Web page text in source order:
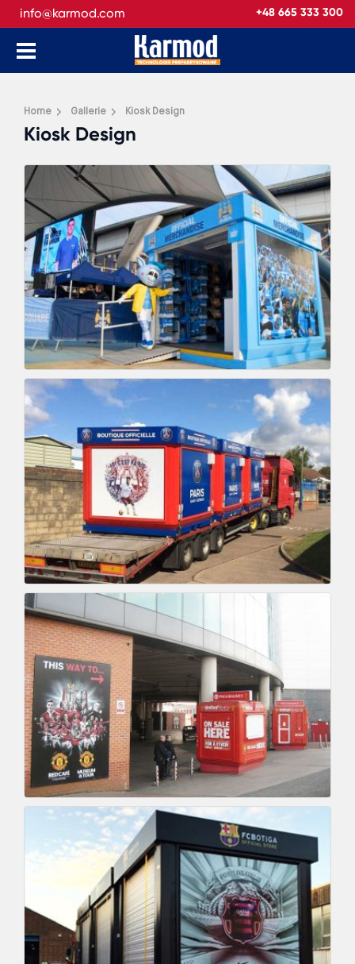
info@karmod.com +48 665 333 300
Home Gallerie Kiosk Design
Kiosk Design